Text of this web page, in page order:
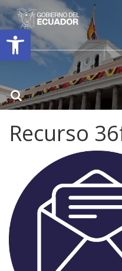
Open toolbar
Recurso